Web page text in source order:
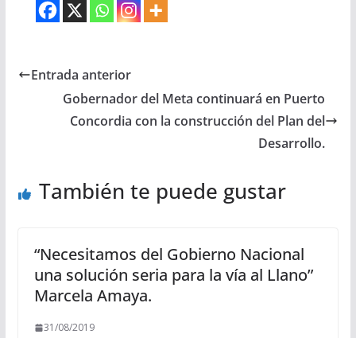
Entrada anterior
Gobernador del Meta continuará en Puerto
Concordia con la construcción del Plan del
Desarrollo.
También te puede gustar
“Necesitamos del Gobierno Nacional
una solución seria para la vía al Llano”
Marcela Amaya.
31/08/2019